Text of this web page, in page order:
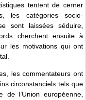
tentent de cerner
les catégories socio-
sont laissées séduire,
cherchent ensuite à
les motivations qui ont
les commentateurs ont
circonstanciels tels que
l’Union européenne,